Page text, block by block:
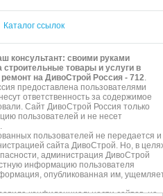
Каталог ссылок
консультант: своими руками
товары и услуги в
на ДивоСтрой Россия - 712.
предоставлена пользователями
ответственность за содержимое
Сайт ДивоСтрой Россия только
пользователей и не несет
пользователей не передается и
сайта ДивоСтрой. Но, в
администрация ДивоСтрой
информацию пользователя
опубликованная им,
конфиденциальности сайтов, на